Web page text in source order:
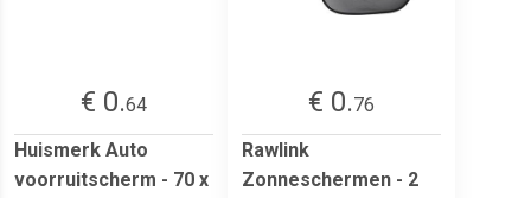
€ 0.64
Huismerk Auto
voorruitscherm - 70 x
€ 0.76
Rawlink
Zonneschermen - 2